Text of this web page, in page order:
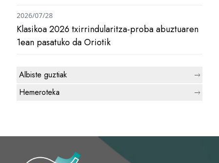
Klasikoa 2026 txirrindularitza-proba abuztuaren
1ean pasatuko da Oriotik
2026/07/28
Albiste guztiak
Hemeroteka